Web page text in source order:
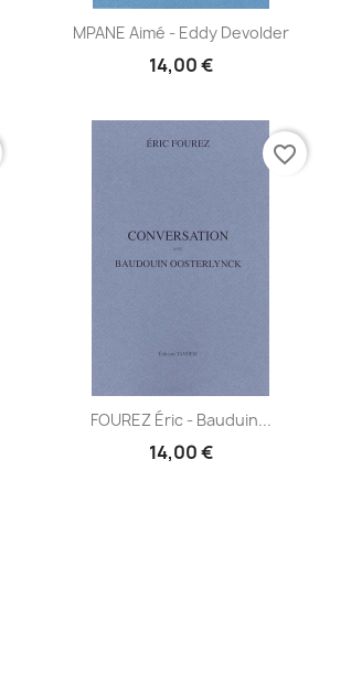
MPANE Aimé - Eddy Devolder
14,00 €
Aperçu
FOUREZ Éric - Bauduin...
14,00 €
Aperçu
favorite_border